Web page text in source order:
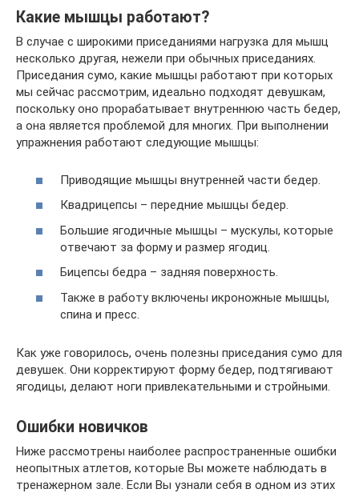
Какие мышцы работают?
В случае с широкими приседаниями нагрузка для мышц
несколько другая, нежели при обычных приседаниях.
Приседания сумо, какие мышцы работают при которых
мы сейчас рассмотрим, идеально подходят девушкам,
поскольку оно прорабатывает внутреннюю часть бедер,
а она является проблемой для многих. При выполнении
упражнения работают следующие мышцы:
Приводящие мышцы внутренней части бедер.
Квадрицепсы – передние мышцы бедер.
Большие ягодичные мышцы – мускулы, которые
отвечают за форму и размер ягодиц.
Бицепсы бедра – задняя поверхность.
Также в работу включены икроножные мышцы,
спина и пресс.
Как уже говорилось, очень полезны приседания сумо для
девушек. Они корректируют форму бедер, подтягивают
ягодицы, делают ноги привлекательными и стройными.
Ошибки новичков
Ниже рассмотрены наиболее распространенные ошибки
неопытных атлетов, которые Вы можете наблюдать в
тренажерном зале. Если Вы узнали себя в одном из этих